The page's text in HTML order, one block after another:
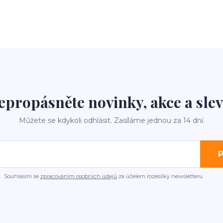
novinky, akce a
Můžete se kdykoli odhlásit. Zasíláme jednou za 14 dní.
Souhlasím se zpracováním osobních údajůza účelem rozesílky newsletteru.